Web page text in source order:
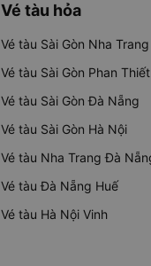
Vé tàu hỏa
Vé tàu Sài Gòn Nha Trang
Vé tàu Sài Gòn Phan Thiết
Vé tàu Sài Gòn Đà Nẵng
Vé tàu Sài Gòn Hà Nội
Vé tàu Nha Trang Đà
Vé tàu Đà Nẵng Huế
Vé tàu Hà Nội Vinh